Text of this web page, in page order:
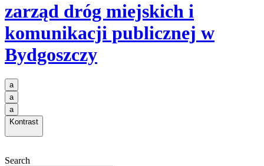
zarząd dróg miejskich i
komunikacji publicznej w
Bydgoszczy
a
a
a
Kontrast
Search